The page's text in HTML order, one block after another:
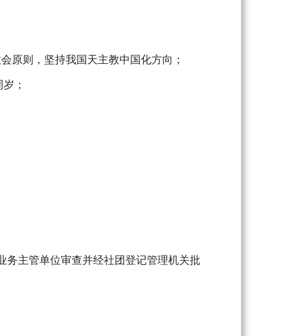
则，坚持我国天主教中国化方向；
；
主管单位审查并经社团登记管理机关批